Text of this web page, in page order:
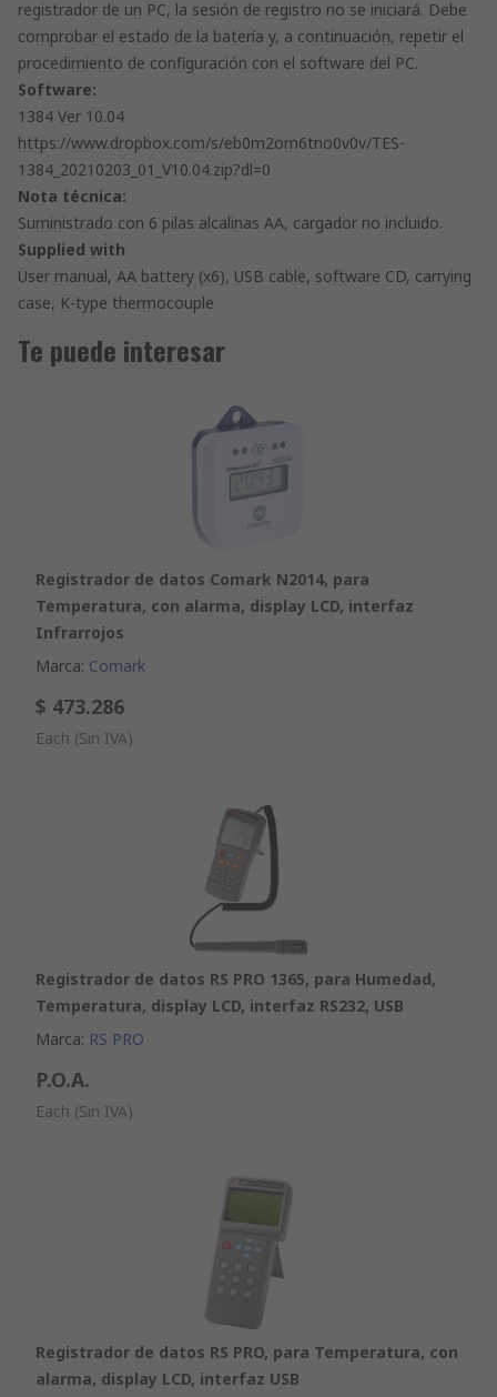
registrador de un PC, la sesión de registro no se iniciará. Debe
comprobar el estado de la batería y, a continuación, repetir el
procedimiento de configuración con el software del PC.
Software:
1384 Ver 10.04
https://www.dropbox.com/s/eb0m2om6tno0v0v/TES-
1384_20210203_01_V10.04.zip?dl=0
Nota técnica:
Suministrado con 6 pilas alcalinas AA, cargador no incluido.
Supplied with
User manual, AA battery (x6), USB cable, software CD, carrying
case, K-type thermocouple
Te puede interesar
Registrador de datos Comark N2014, para
Temperatura, con alarma, display LCD, interfaz
Infrarrojos
Marca: Comark
$ 473.286
Each (Sin IVA)
Registrador de datos RS PRO 1365, para Humedad,
Temperatura, display LCD, interfaz RS232, USB
Marca: RS PRO
P.O.A.
Each (Sin IVA)
Registrador de datos RS PRO, para Temperatura, con
alarma, display LCD, interfaz USB